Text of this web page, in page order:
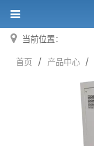
当前位置：
首页 / 产品中心 /